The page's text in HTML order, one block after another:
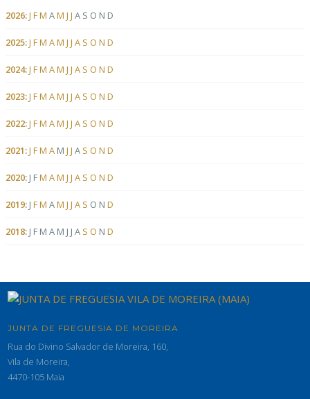
2026:J FM AM J J A S O N D
2025:J FM AM J J A S O N D
2024:J FM AM J J A S O N D
2023:J FM AM J J A S O N D
2022:J FM AM J J A S O N D
2021:J FM A M J J A S O N D
2020: J FM AM J J A S O N D
2019: J FM AM J J A S O N D
2018: J F M A M J J A S O N D
JUNTA DE FREGUESIA DE MOREIRA
Rua do Divino Salvador de Moreira, 160,
Vila de Moreira,
4470-105 Maia